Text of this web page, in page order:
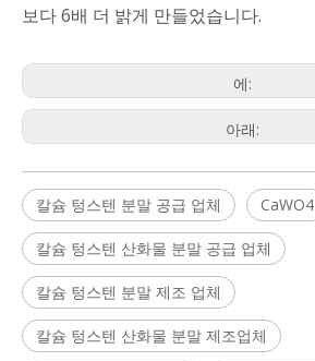
보다 6배 더 밝게 만들었습니다.
에:
아래:
칼슘 텅스텐 분말 공급 업체 CaWO4
칼슘 텅스텐 산화물 분말 공급 업체
칼슘 텅스텐 분말 제조 업체
칼슘 텅스텐 산화물 분말 제조업체